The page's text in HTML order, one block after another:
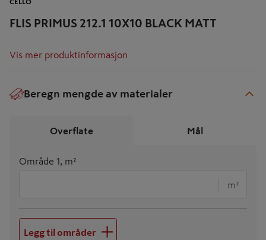
FLIS PRIMUS 212.1 10X10 BLACK MATT
CELLO
Vis mer produktinformasjon
€ Beregn mengde av materialer
Overflate Mål
Område 1, m²
m²
Legg til områder